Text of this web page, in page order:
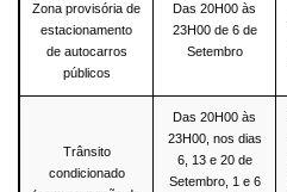
Zona provisória de
estacionamento
de autocarros
públicos
Das 20H00 às
23H00 de 6 de
Setembro
Trânsito
condicionado
Das 20H00 às
23H00, nos dias
6, 13 e 20 de
Setembro, 1 e 6